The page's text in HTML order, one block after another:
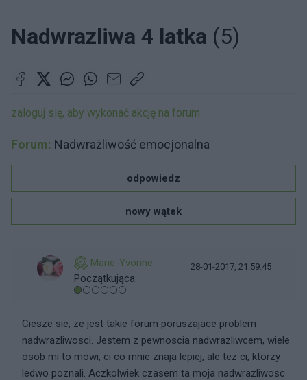
Nadwrazliwa 4 latka (5)
zaloguj się, aby wykonać akcję na forum
Forum: Nadwrażliwość emocjonalna
odpowiedz
nowy wątek
Marie-Yvonne
Początkująca
28-01-2017, 21:59:45
Ciesze sie, ze jest takie forum poruszajace problem
nadwrazliwosci. Jestem z pewnoscia nadwrazliwcem, wiele
osob mi to mowi, ci co mnie znaja lepiej, ale tez ci, ktorzy
ledwo poznali. Aczkolwiek czasem ta moja nadwrazliwosc